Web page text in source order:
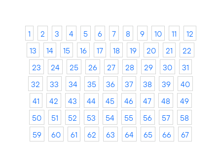
1 2 3 4 5 6 7 8 9 10 11
12
13
14 15 16 17 18 19 20 21
22
23
24 25 26 27 28 29 30
31
32
33 34 35 36 37 38 39
40
41
42 43 44 45 46 47 48
49
50
51 52 53 54 55 56 57
58
59
60 61 62 63 64 65 66
67